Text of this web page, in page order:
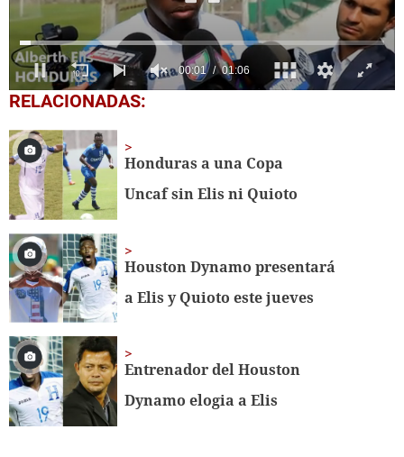
0
seconds
1
minute,
6
seconds
RELACIONADAS:
Honduras a una Copa
Uncaf sin Elis ni Quioto
Houston Dynamo presentará
a Elis y Quioto este jueves
Entrenador del Houston
Dynamo elogia a Elis